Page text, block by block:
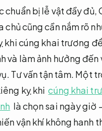
chuẩn bị lễ vật đầy đủ,
chủ cũng cần nắm rõ
khi cúng khai trương
và làm ảnh hưởng đến
Tư vấn tận tâm. Một
kỵ khi cúng khai
là chọn sai ngày giờ
vận khí không hanh